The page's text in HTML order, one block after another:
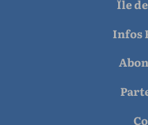
Île de
Infos